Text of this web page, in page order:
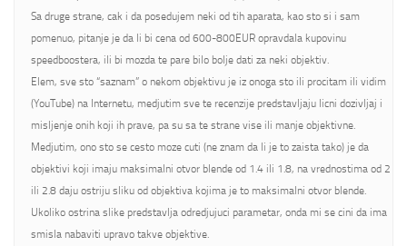
Sa druge strane, cak i da posedujem neki od tih aparata, kao sto si i sam
pomenuo, pitanje je da li bi cena od 600-800EUR opravdala kupovinu
speedboostera, ili bi mozda te pare bilo bolje dati za neki objektiv.
Elem, sve sto “saznam” o nekom objektivu je iz onoga sto ili procitam ili vidim
(YouTube) na Internetu, medjutim sve te recenzije predstavljaju licni dozivljaj i
misljenje onih koji ih prave, pa su sa te strane vise ili manje objektivne.
Medjutim, ono sto se cesto moze cuti (ne znam da li je to zaista tako) je da
objektivi koji imaju maksimalni otvor blende od 1.4 ili 1.8, na vrednostima od 2
ili 2.8 daju ostriju sliku od objektiva kojima je to maksimalni otvor blende.
Ukoliko ostrina slike predstavlja odredjujuci parametar, onda mi se cini da ima
smisla nabaviti upravo takve objektive.